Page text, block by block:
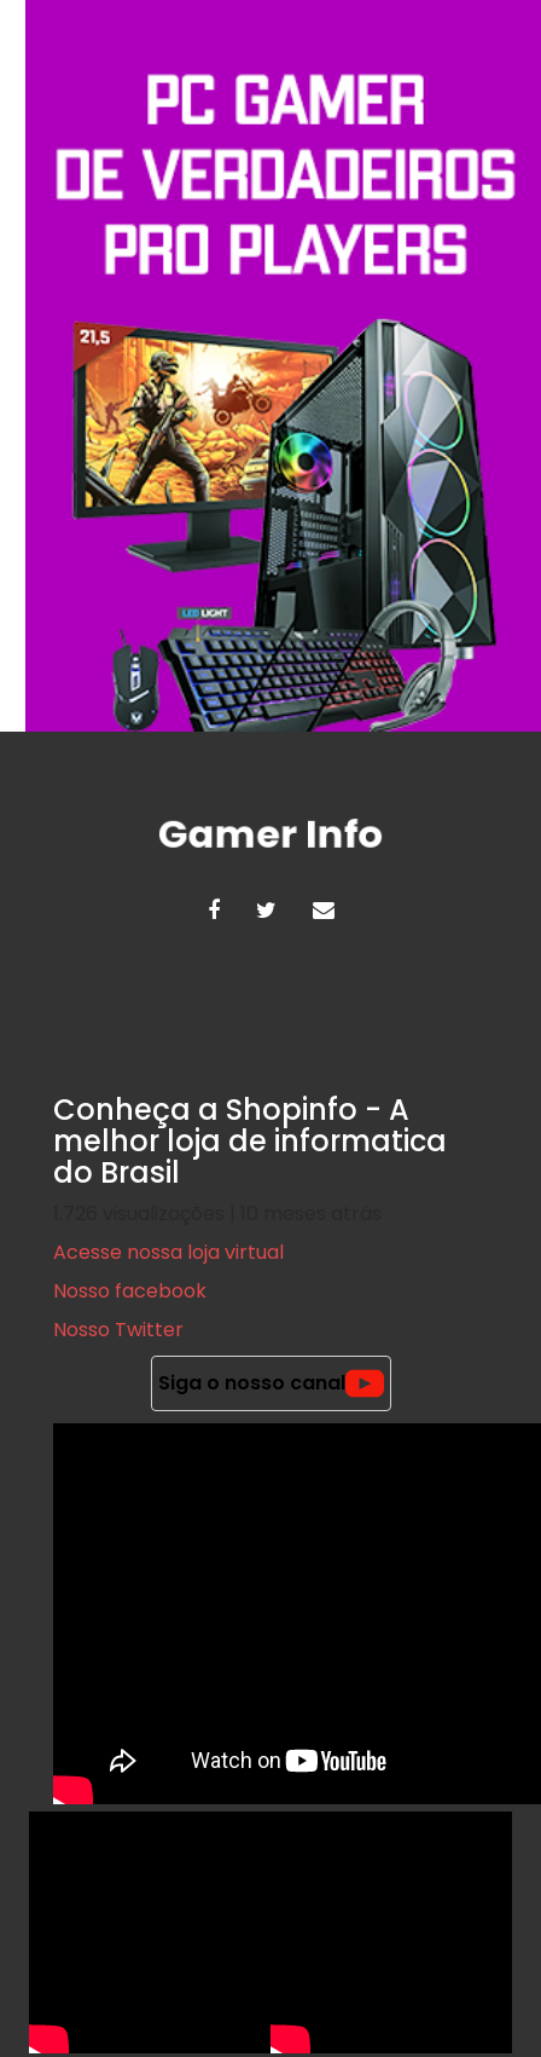
Conheça a Shopinfo - A
melhor loja de informatica
do Brasil
Acesse nossa loja virtual
Nosso facebook
Nosso Twitter
Siga o nosso canal